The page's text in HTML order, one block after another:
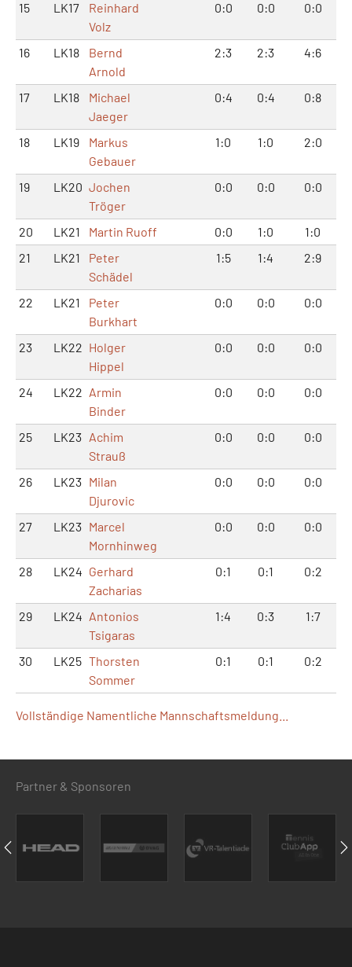
15 LK17
Reinhard
Volz
0:0 0:0 0:0
16 LK18
Bernd
Arnold
2:3 2:3 4:6
17 LK18
Michael
Jaeger
0:4 0:4 0:8
18 LK19
Markus
Gebauer
1:0 1:0 2:0
19 LK20 Jochen
Tröger
0:0 0:0 0:0
20 LK21 Martin Ruoff 0:0 1:0
1:0
21
LK21
Peter
Schädel
1:5 1:4 2:9
22 LK21
Peter
Burkhart
0:0 0:0 0:0
23 LK22 Holger
Hippel
0:0 0:0 0:0
24 LK22 Armin
Binder
0:0 0:0 0:0
25 LK23 Achim
Strauß
0:0 0:0 0:0
26 LK23 Milan
Djurovic
0:0 0:0 0:0
27 LK23 Marcel
Mornhinweg
0:0 0:0 0:0
28 LK24 Gerhard
Zacharias
0:1 0:1 0:2
29 LK24 Antonios
Tsigaras
1:4 0:3 1:7
30 LK25 Thorsten
Sommer
0:1 0:1 0:2
Vollständige Namentliche Mannschaftsmeldung...
Partner & Sponsoren